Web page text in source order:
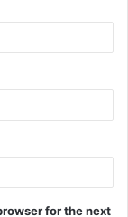
for the next